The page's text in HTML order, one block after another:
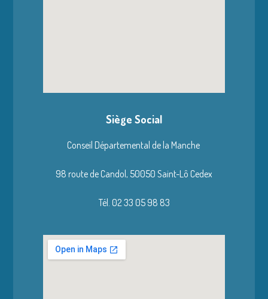
Siège Social
Conseil Départemental de la Manche
98 route de Candol, 50050 Saint-Lô Cedex
Tél. 02 33 05 98 83